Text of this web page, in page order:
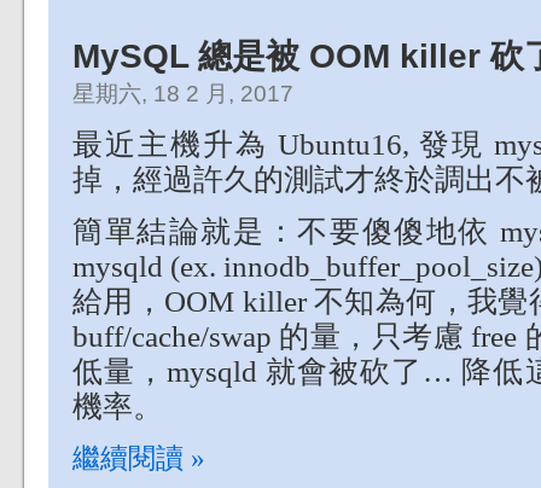
MySQL 總是被 OOM killer 砍
星期六, 18 2 月, 2017
最近主機升為 Ubuntu16, 發現
掉，經過許久的測試才終於調出不
簡單結論就是：不要傻傻地依
mysqld (ex.
給用，OOM killer 不知為何，我
buff/cache/swap 的量，只考慮
低量，mysqld 就會被砍了… 降低
機率。
繼續閱讀 »